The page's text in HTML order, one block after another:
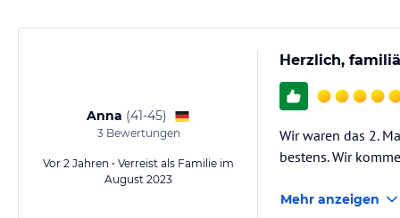
Anna (41-45)
3Bewertungen
Vor 2 Jahren • Verreist als Familie im
August 2023
Herzlich,
Wir waren das 2.
bestens. Wir
Mehr anzeigen